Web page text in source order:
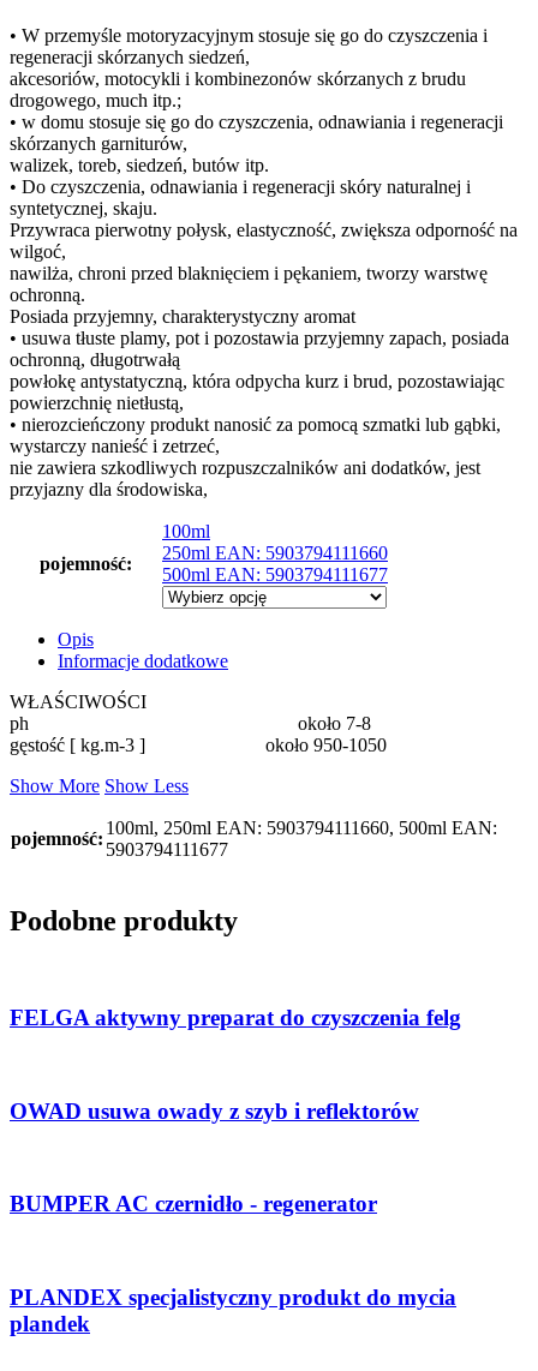
• W przemyśle motoryzacyjnym stosuje się go do czyszczenia i
regeneracji skórzanych siedzeń,
akcesoriów, motocykli i kombinezonów skórzanych z brudu
drogowego, much itp.;
• w domu stosuje się go do czyszczenia, odnawiania i regeneracji
skórzanych garniturów,
walizek, toreb, siedzeń, butów itp.
• Do czyszczenia, odnawiania i regeneracji skóry naturalnej i
syntetycznej, skaju.
Przywraca pierwotny połysk, elastyczność, zwiększa odporność na
wilgoć,
nawilża, chroni przed blaknięciem i pękaniem, tworzy warstwę
ochronną.
Posiada przyjemny, charakterystyczny aromat
• usuwa tłuste plamy, pot i pozostawia przyjemny zapach, posiada
ochronną, długotrwałą
powłokę antystatyczną, która odpycha kurz i brud, pozostawiając
powierzchnię nietłustą,
• nierozcieńczony produkt nanosić za pomocą szmatki lub gąbki,
wystarczy nanieść i zetrzeć,
nie zawiera szkodliwych rozpuszczalników ani dodatków, jest
przyjazny dla środowiska,
pojemność:
100ml
250ml EAN: 5903794111660
500ml EAN: 5903794111677
Opis
Informacje dodatkowe
WŁAŚCIWOŚCI
ph około 7-8
gęstość [ kg.m-3 ] około 950-1050
Show More Show Less
pojemność:
100ml, 250ml EAN: 5903794111660, 500ml EAN:
5903794111677
Podobne produkty
FELGA aktywny preparat do czyszczenia felg
OWAD usuwa owady z szyb i reflektorów
BUMPER AC czernidło - regenerator
PLANDEX specjalistyczny produkt do mycia
plandek